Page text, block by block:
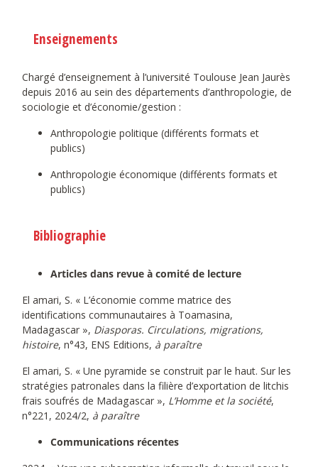
Enseignements
Chargé d’enseignement à l’université Toulouse Jean Jaurès
depuis 2016 au sein des départements d’anthropologie, de
sociologie et d’économie/gestion :
Anthropologie politique (différents formats et
publics)
Anthropologie économique (différents formats et
publics)
Bibliographie
Articles dans revue à comité de lecture
El amari, S. « L’économie comme matrice des
identifications communautaires à Toamasina,
Madagascar », Diasporas. Circulations, migrations,
histoire, n°43, ENS Editions, à paraître
El amari, S. « Une pyramide se construit par le haut. Sur les
stratégies patronales dans la filière d’exportation de litchis
frais soufrés de Madagascar », L’Homme et la société,
n°221, 2024/2, à paraître
Communications récentes